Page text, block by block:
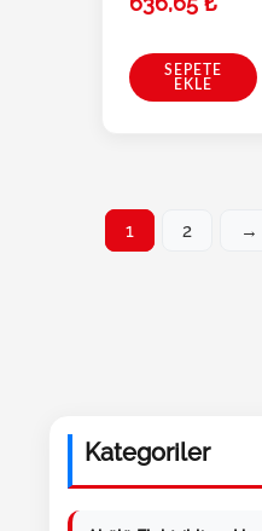
Kategoriler
SEPETE
EKLE
1 2 →